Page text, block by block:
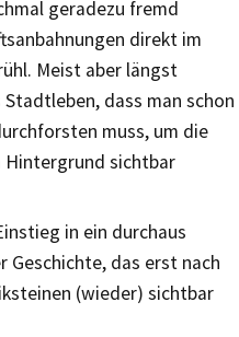
geradezu fremd
direkt im
Meist aber längst
dass man schon
muss, um die
Hintergrund sichtbar
in ein durchaus
Geschichte, das erst nach
(wieder) sichtbar